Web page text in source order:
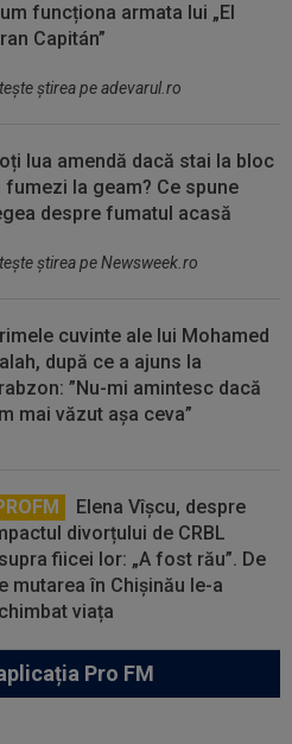
funcționa armata lui „El
Capitán”
ştirea pe adevarul.ro
lua amendă dacă stai la bloc
fumezi la geam? Ce spune
despre fumatul acasă
ştirea pe Newsweek.ro
cuvinte ale lui Mohamed
după ce a ajuns la
”Nu-mi amintesc dacă
mai văzut așa ceva”
Elena Vîșcu, despre
divorțului de CRBL
fiicei lor: „A fost rău”. De
mutarea în Chișinău le-a
viața
Pro FM